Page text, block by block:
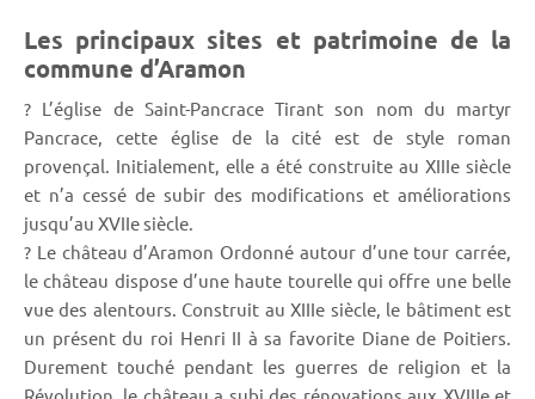
Les principaux sites et patrimoine de la
commune d’Aramon
? L’église de Saint-Pancrace Tirant son nom du martyr
Pancrace, cette église de la cité est de style roman
provençal. Initialement, elle a été construite au XIIIe siècle
et n’a cessé de subir des modifications et améliorations
jusqu’au XVIIe siècle.
? Le château d’Aramon Ordonné autour d’une tour carrée,
le château dispose d’une haute tourelle qui offre une belle
vue des alentours. Construit au XIIIe siècle, le bâtiment est
un présent du roi Henri II à sa favorite Diane de Poitiers.
Durement touché pendant les guerres de religion et la